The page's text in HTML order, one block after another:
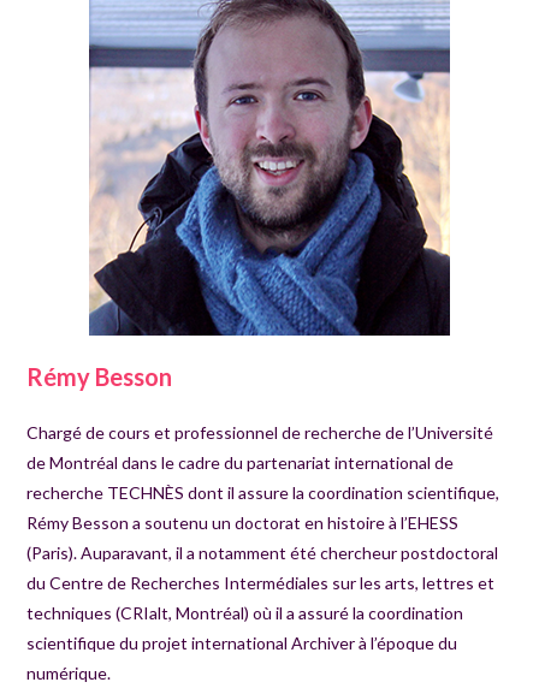
Rémy Besson
Chargé de cours et professionnel de recherche de l’Université
de Montréal dans le cadre du partenariat international de
recherche TECHNÈS dont il assure la coordination scientifique,
Rémy Besson a soutenu un doctorat en histoire à l’EHESS
(Paris). Auparavant, il a notamment été chercheur postdoctoral
du Centre de Recherches Intermédiales sur les arts, lettres et
techniques (CRIalt, Montréal) où il a assuré la coordination
scientifique du projet international Archiver à l’époque du
numérique.